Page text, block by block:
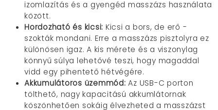
izomlazítás és a gyengéd masszázs használata
között.
Hordozható és kicsi: Kicsi a bors, de erő -
szokták mondani. Erre a masszázs pisztolyra ez
különösen igaz. A kis mérete és a viszonylag
könnyű súlya lehetővé teszi, hogy magaddal
vidd egy pihentető hétvégére.
Akkumulátoros üzemmód: Az USB-C porton
tölthető, nagy kapacitású akkumlátornak
köszönhetően sokáig élvezheted a masszázst